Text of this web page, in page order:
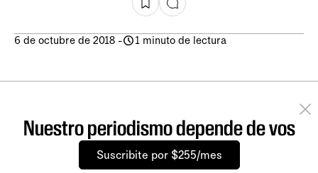
6 de octubre de 2018 - 1 minuto de lectura
Nuestro periodismo depende de vos
Suscribite por $255/mes